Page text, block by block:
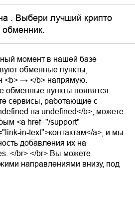
. Выбери лучший крипто
обменник.
момент в нашей базе
обменные пункты,
→ </b> напрямую.
обменные пункты появятся
сервисы, работающие с
на undefined</b>, можете
<a href="/support"
in-text">контактам</a>, и мы
добавления их на
</br> </br> Вы можете
направлениями внизу, под